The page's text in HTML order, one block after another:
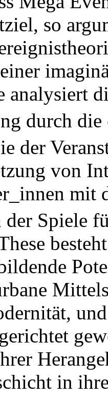
so
analysiert
durch die
der
von
mit
der Spiele
in